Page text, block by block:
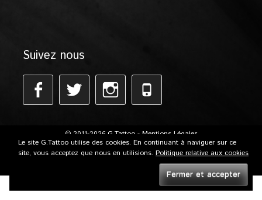
Suivez nous
Facebook
Twitter Instagram
© 2011-2026 G.Tattoo- Mentions Légales
Réalisé parStudio Créations
Le site G.Tattoo utilise des cookies. En continuant à naviguer sur ce
site, vous acceptez que nous en utilisions. Politique relative aux cookies